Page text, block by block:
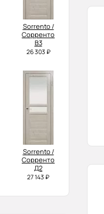
Sorrento /
Сорренто
В3
26 303 ₽
Sorrento /
Сорренто
Д2
27 143 ₽